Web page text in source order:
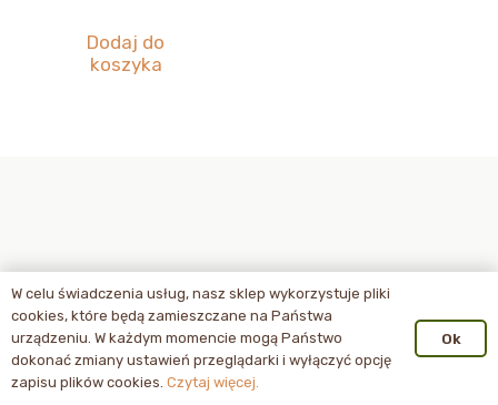
Dodaj do
koszyka
W celu świadczenia usług, nasz sklep wykorzystuje pliki
cookies, które będą zamieszczane na Państwa
urządzeniu. W każdym momencie mogą Państwo
dokonać zmiany ustawień przeglądarki i wyłączyć opcję
zapisu plików cookies. Czytaj więcej.
Ok